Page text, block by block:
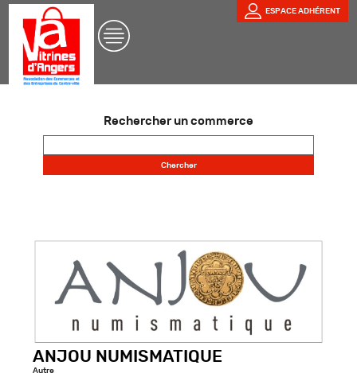
ESPACE ADHÉRENT
Rechercher un commerce
ANJOU NUMISMATIQUE
Autre